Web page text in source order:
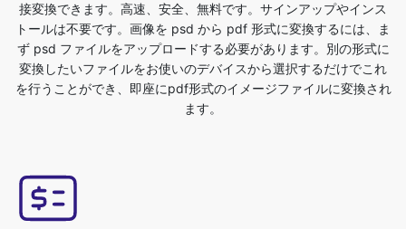
を行うことができ、即座にpdf形式のイメージファイルに変換され
ます。
最高品質
psd から pdf 形式に変換しても、画像の品質は影響を受けませ